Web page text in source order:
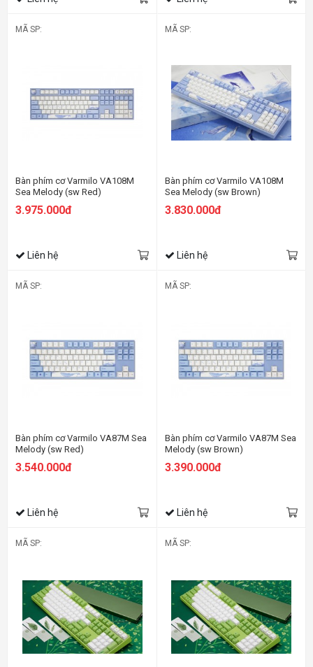
MÃ SP:
Bàn phím cơ Varmilo VA108M
Sea Melody (sw Red)
3.975.000đ
Liên hệ
MÃ SP:
Bàn phím cơ Varmilo VA108M
Sea Melody (sw Brown)
3.830.000đ
Liên hệ
MÃ SP:
Bàn phím cơ Varmilo VA87M Sea
Melody (sw Red)
3.540.000đ
Liên hệ
MÃ SP:
Bàn phím cơ Varmilo VA87M Sea
Melody (sw Brown)
3.390.000đ
Liên hệ
MÃ SP: MÃ SP: